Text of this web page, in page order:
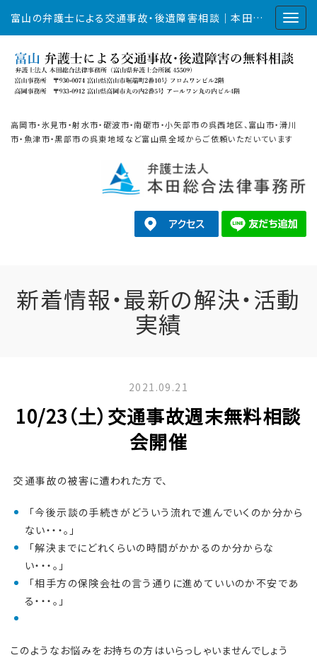
富山の弁護士による交通事故・後遺障害相談｜本田総合法律事務所
高岡市・氷見市・射水市・砺波市・南砺市・小矢部市の呉西地区、富山市・滑川
市・魚津市・黒部市の呉東地域など富山県全域からご依頼いただいています
新着情報・最新の解決・活動
実績
2021.09.21
10/23（土）交通事故週末無料相談
会開催
交通事故の被害に遭われた方で、
「今後示談の手続きがどういう流れで進んでいくのか分から
ない・・・。」
「解決までにどれくらいの時間がかかるのか分からな
い・・・。」
「相手方の保険会社の言う通りに進めていいのか不安であ
る・・・。」
このようなお悩みをお持ちの方はいらっしゃいませんでしょう